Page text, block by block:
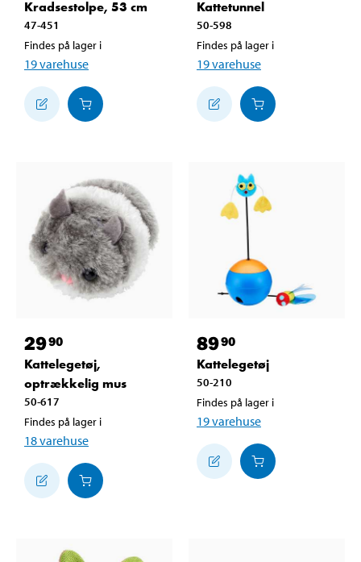
Kradsestolpe, 53 cm
47-451
Findes på lager i
19varehuse
Kattetunnel
50-598
Findes på lager i
19varehuse
2990
Kattelegetøj,
optrækkelig mus
50-617
Findes på lager i
18varehuse
8990
Kattelegetøj
50-210
Findes på lager i
19varehuse